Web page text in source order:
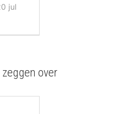
jul
over